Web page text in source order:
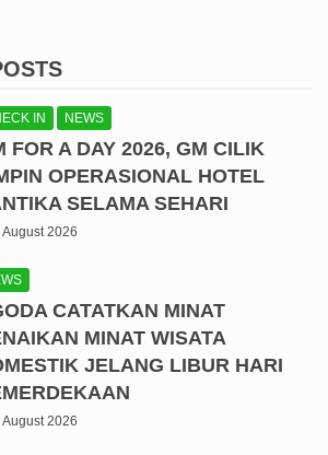
IN NEWS
FOR A DAY 2026, GM CILIK
OPERASIONAL HOTEL
SELAMA SEHARI
August 2026
CATATKAN MINAT
MINAT WISATA
JELANG LIBUR HARI
August 2026